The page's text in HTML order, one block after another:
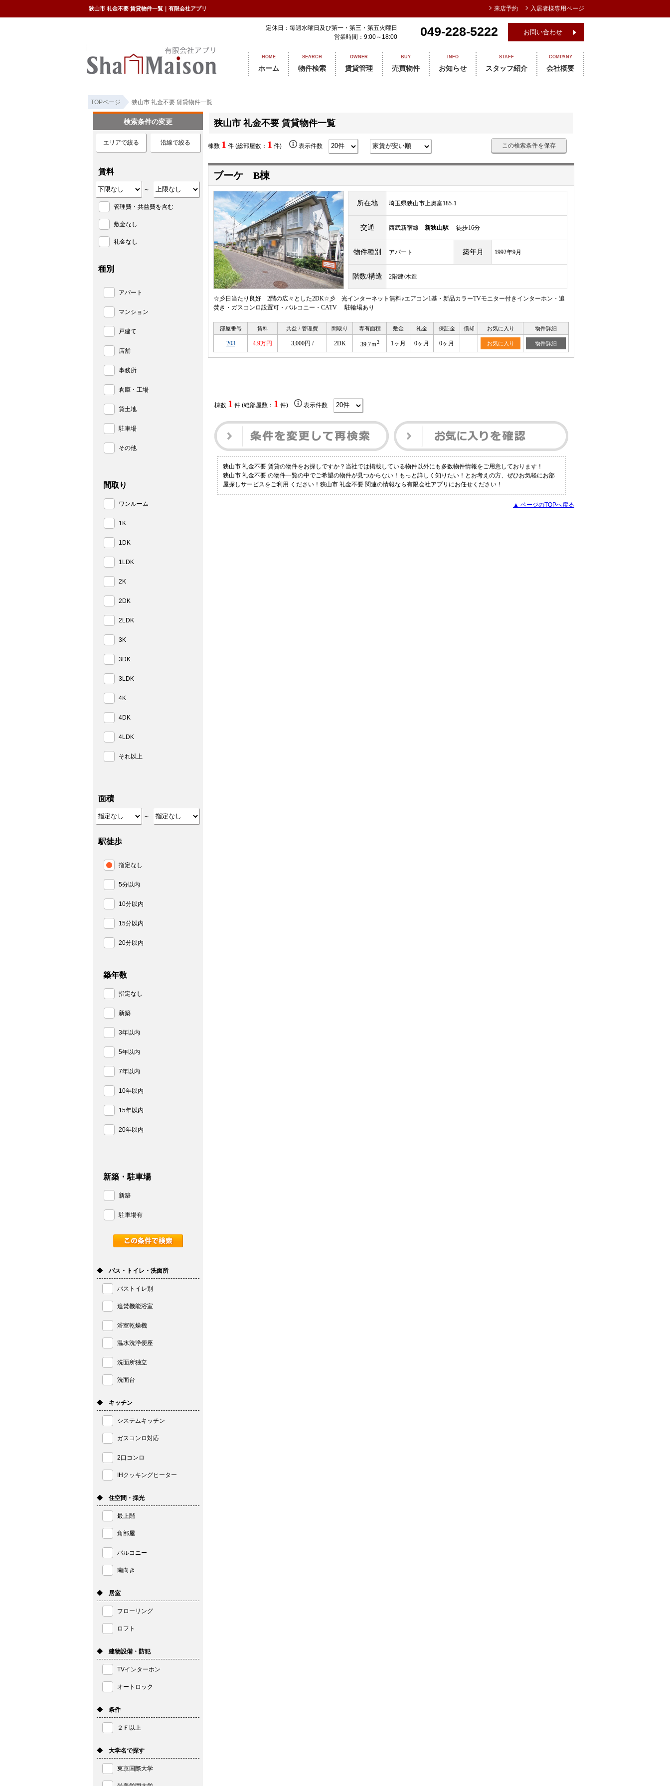
狭山市 礼金不要 賃貸物件一覧｜有限会社アプリ
定休日：毎週水曜日及び第一・第三・第五火曜日
営業時間：9:00～18:00
049-228-5222 お問い合わせ
HOME
ホーム
SEARCH
物件検索
OWNER
賃貸管理
BUY
売買物件
INFO
お知らせ
STAFF
スタッフ紹介
COMPANY
会社概要
TOPページ 狭山市 礼金不要 賃貸物件一覧
狭山市 礼金不要 賃貸物件一覧
棟数 1 件 (総部屋数： 1 件) 表示件数 この検索条件を保存
ブーケ B棟
所在地 埼玉県狭山市上奥富185-1
交通 西武新宿線 新狭山駅 徒歩16分
物件種別 アパート 築年月 1992年9月
階数/構造 2階建/木造
☆彡日当たり良好 2階の広々とした2DK☆彡 光インターネット無料♪エアコン1基・新品カラーTVモニター付きインターホン・追
焚き・ガスコンロ設置可・バルコニー・CATV 駐輪場あり
部屋番号 賃料 共益 / 管理費 間取り 専有面積 敷金 礼金 保証金 償却 お気に入り 物件詳細
203 4.9万円 3,000円 / 2DK 39.7ｍ2 1ヶ月 0ヶ月 0ヶ月 お気に入り 物件詳細
棟数 1 件 (総部屋数： 1 件) 表示件数
狭山市 礼金不要 賃貸の物件をお探しですか？当社では掲載している物件以外にも多数物件情報をご用意しております！
狭山市 礼金不要 の物件一覧の中でご希望の物件が見つからない！もっと詳しく知りたい！とお考えの方、ぜひお気軽にお部
屋探しサービスをご利用 ください！狭山市 礼金不要 関連の情報なら有限会社アプリにお任せください！
▲ ページのTOPへ戻る
検索条件の変更
エリアで絞る 沿線で絞る
賃料
～
管理費・共益費を含む
敷金なし
礼金なし
種別
アパート
マンション
戸建て
店舗
事務所
倉庫・工場
貸土地
駐車場
その他
間取り
ワンルーム
1K
1DK
1LDK
2K
2DK
2LDK
3K
3DK
3LDK
4K
4DK
4LDK
それ以上
面積
～
駅徒歩
指定なし
5分以内
10分以内
15分以内
20分以内
築年数
指定なし
新築
3年以内
5年以内
7年以内
10年以内
15年以内
20年以内
新築・駐車場
新築
駐車場有
◆ バス・トイレ・洗面所
バストイレ別
追焚機能浴室
浴室乾燥機
温水洗浄便座
洗面所独立
洗面台
◆ キッチン
システムキッチン
ガスコンロ対応
2口コンロ
IHクッキングヒーター
◆ 住空間・採光
最上階
角部屋
バルコニー
南向き
◆ 居室
フローリング
ロフト
◆ 建物設備・防犯
TVインターホン
オートロック
◆ 条件
２Ｆ以上
◆ 大学名で探す
東京国際大学
来店予約 入居者様専用ページ